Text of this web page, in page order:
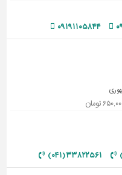
۰۹۱۹۱۱۰۵۸۴۴
۳۳۸۲۲۵۶۱ (۰۴۱)